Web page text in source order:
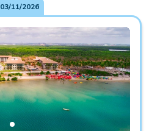
03/11/2026